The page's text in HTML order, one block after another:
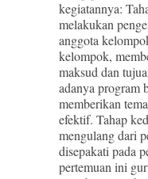
kegiatannya:
melakukan
anggota
kelompok,
maksud dan
adanya program
memberikan
efektif. Tahap
mengulang dari
disepakati pada
pertemuan ini